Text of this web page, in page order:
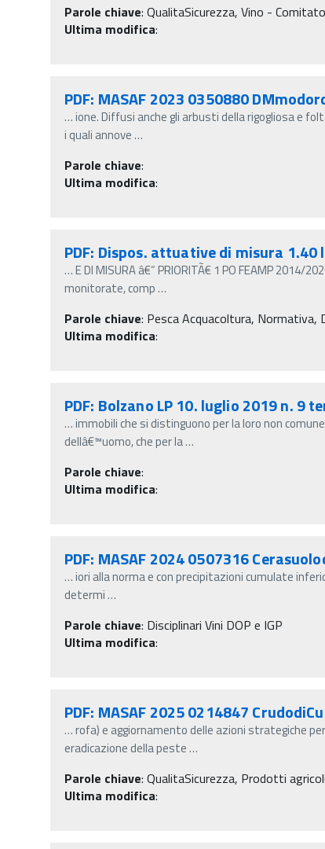
Parole chiave: QualitaSicurezza, Vino -
Ultima modifica:
PDF: MASAF 2023 0350880
…ione. Diffusi anche gli arbusti della rigogliosa e
i quali annove…
Parole chiave:
Ultima modifica:
PDF: Dispos. attuative di misura
…E DI MISURA â€“ PRIORITÃ€ 1 PO FEAMP
monitorate, comp…
Parole chiave: Pesca Acquacoltura,
Ultima modifica:
PDF: Bolzano LP 10. luglio 2019 n. 9
…immobili che si distinguono per la loro non
dellâ€™uomo, che per la…
Parole chiave:
Ultima modifica:
PDF: MASAF 2024 0507316
…iori alla norma e con precipitazioni cumulate
determi…
Parole chiave: Disciplinari Vini DOP e IGP
Ultima modifica:
PDF: MASAF 2025 0214847
…rofa) e aggiornamento delle azioni strategiche
eradicazione della peste…
Parole chiave: QualitaSicurezza, Prodotti
Ultima modifica: